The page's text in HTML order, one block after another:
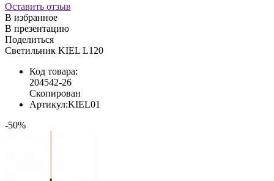
Оставить отзыв
В избранное
В презентацию
Поделиться
Светильник KIEL L120
Код товара:
204542-26
Скопирован
Артикул:KIEL01
-50%